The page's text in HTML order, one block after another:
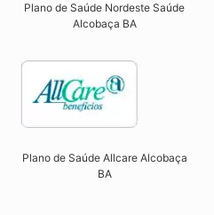
Plano de Saúde Nordeste Saúde
Alcobaça BA
Plano de Saúde Allcare Alcobaça
BA​